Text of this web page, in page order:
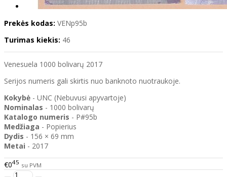
Prekės kodas: VENp95b
Turimas kiekis: 46
Venesuela 1000 bolivarų 2017
Serijos numeris gali skirtis nuo banknoto nuotraukoje.
Kokybė - UNC (Nebuvusi apyvartoje)
Nominalas - 1000 bolivarų
Katalogo numeris - P#95b
Medžiaga - Popierius
Dydis - 156 × 69 mm
Metai - 2017
€045 su PVM